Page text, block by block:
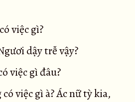
việc gì?
dậy trễ vậy?
việc gì đâu?
việc gì à? Ác nữ tỳ kia,